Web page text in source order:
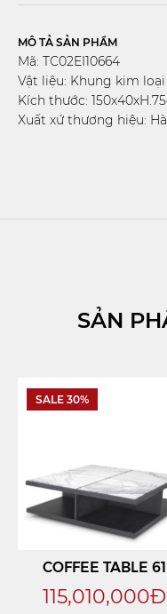
MÔ TẢ SẢN PHẨM
Mã: TC02EI10664
Vật liệu: Khung kim
Kích thước:
Xuất xứ thương hiệu:
SẢN
SALE 30%
COFFEE TABLE 61
115,010,000Đ